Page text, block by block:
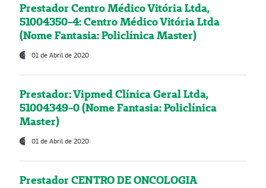
Prestador Centro Médico Vitória Ltda,
51004350-4: Centro Médico Vitória Ltda
(Nome Fantasia: Policlínica Master)
01 de Abril de 2020
Prestador: Vipmed Clínica Geral Ltda,
51004349-0 (Nome Fantasia: Policlínica
Master)
01 de Abril de 2020
Prestador CENTRO DE ONCOLOGIA